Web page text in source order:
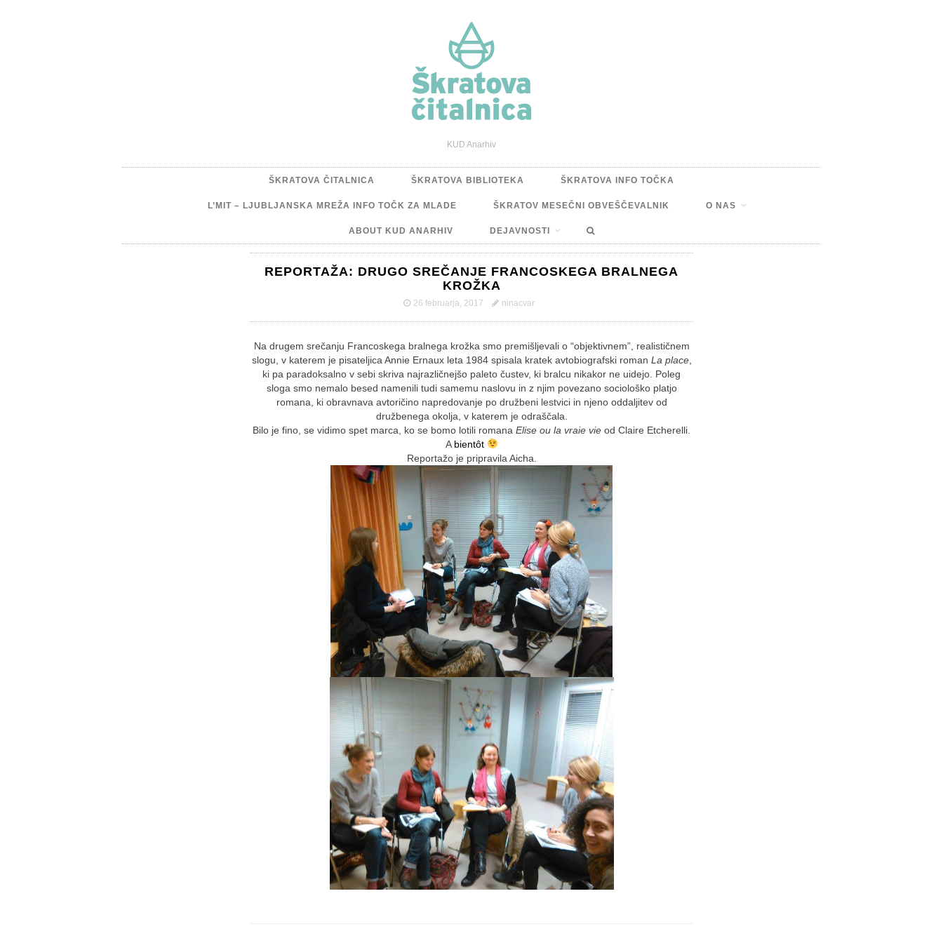
KUD Anarhiv
ŠKRATOVA ČITALNICA ŠKRATOVA BIBLIOTEKA ŠKRATOVA INFO TOČKA
L’MIT – LJUBLJANSKA MREŽA INFO TOČK ZA MLADE ŠKRATOV MESEČNI OBVEŠČEVALNIK O NAS
ABOUT KUD ANARHIV DEJAVNOSTI
REPORTAŽA: DRUGO SREČANJE FRANCOSKEGA BRALNEGA
KROŽKA
26 februarja, 2017 ninacvar
Na drugem srečanju Francoskega bralnega krožka smo premišljevali o “objektivnem”, realističnem
slogu, v katerem je pisateljica Annie Ernaux leta 1984 spisala kratek avtobiografski roman La place,
ki pa paradoksalno v sebi skriva najrazličnejšo paleto čustev, ki bralcu nikakor ne uidejo. Poleg
sloga smo nemalo besed namenili tudi samemu naslovu in z njim povezano sociološko platjo
romana, ki obravnava avtoričino napredovanje po družbeni lestvici in njeno oddaljitev od
družbenega okolja, v katerem je odraščala.
Bilo je fino, se vidimo spet marca, ko se bomo lotili romana Elise ou la vraie vie od Claire Etcherelli.
A bientôt
Reportažo je pripravila Aicha.